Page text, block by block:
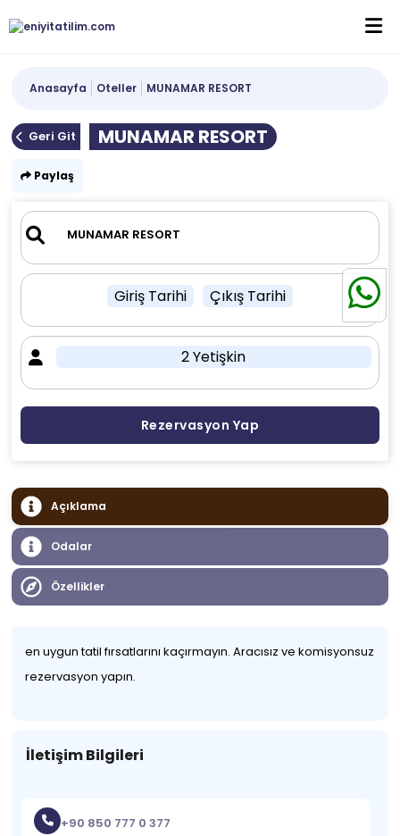
Anasayfa Oteller MUNAMAR RESORT
Geri Git MUNAMAR RESORT
Paylaş
Giriş Tarihi Çıkış Tarihi
2 Yetişkin
Rezervasyon Yap
Açıklama
Odalar
Özellikler
en uygun tatil fırsatlarını kaçırmayın. Aracısız ve komisyonsuz
rezervasyon yapın.
İletişim Bilgileri
+90 850 777 0 377